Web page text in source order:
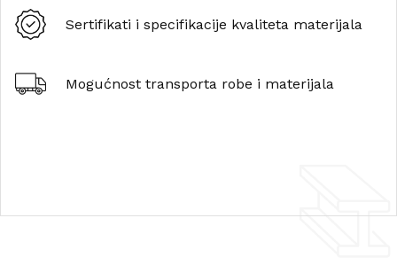
Sertifikati i specifikacije kvaliteta materijala
Mogućnost transporta robe i materijala